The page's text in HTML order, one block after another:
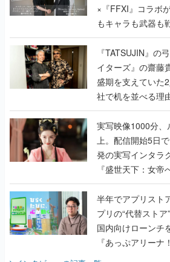
く
『TATSUJIN』の
イターズ』の齋藤
盛期を支えていた
社で机を並べる理
『TATSUJIN
んだレジェンド2
実写映像1000分
上。配信開始5日
発の実写インタラ
『盛世天下：女帝
うこだわりをプロ
半年でアプリストアを
プリの“代替スト
国内向けローンチ
『あっぷアリーナ
てみた
インタビューの記事一覧